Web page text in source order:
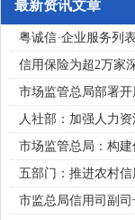
最新资讯文章
粤诚信·企业服务列表
信用保险为超2万家
市场监管总局部署开
人社部：加强人力
市场监管总局：构建
五部门：推进农村信
市监总局信用司副司